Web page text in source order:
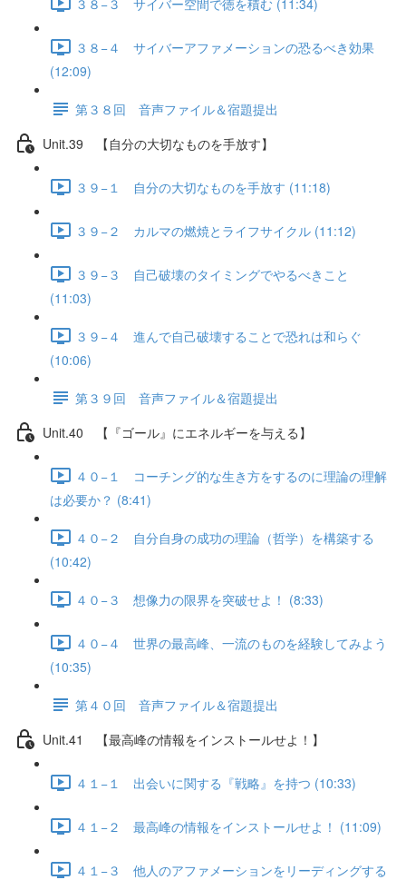
３８−４ サイバーアファメーションの恐るべき効果
(12:09)
第３８回 音声ファイル＆宿題提出
Unit.39 【自分の大切なものを手放す】
３９−１ 自分の大切なものを手放す (11:18)
３９−２ カルマの燃焼とライフサイクル (11:12)
３９−３ 自己破壊のタイミングでやるべきこと
(11:03)
３９−４ 進んで自己破壊することで恐れは和らぐ
(10:06)
第３９回 音声ファイル＆宿題提出
Unit.40 【『ゴール』にエネルギーを与える】
４０−１ コーチング的な生き方をするのに理論の理解
は必要か？ (8:41)
４０−２ 自分自身の成功の理論（哲学）を構築する
(10:42)
４０−３ 想像力の限界を突破せよ！ (8:33)
４０−４ 世界の最高峰、一流のものを経験してみよう
(10:35)
第４０回 音声ファイル＆宿題提出
Unit.41 【最高峰の情報をインストールせよ！】
４１−１ 出会いに関する『戦略』を持つ (10:33)
４１−２ 最高峰の情報をインストールせよ！ (11:09)
４１−３ 他人のアファメーションをリーディングする